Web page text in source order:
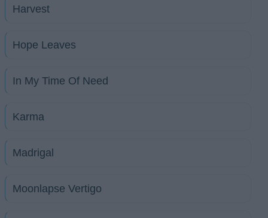
Harvest
Hope Leaves
In My Time Of Need
Karma
Madrigal
Moonlapse Vertigo